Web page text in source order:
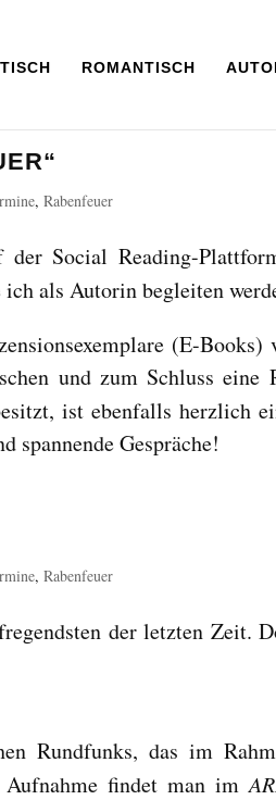
ROMANTISCH
,Rabenfeuer
Social Reading-
ich als Autorin begleiten
(E-
und zum Schluss eine
ist ebenfalls herzlich
spannende Gespräche!
,Rabenfeuer
der letzten Zeit.
Rundfunks, das im
Aufnahme findet man im